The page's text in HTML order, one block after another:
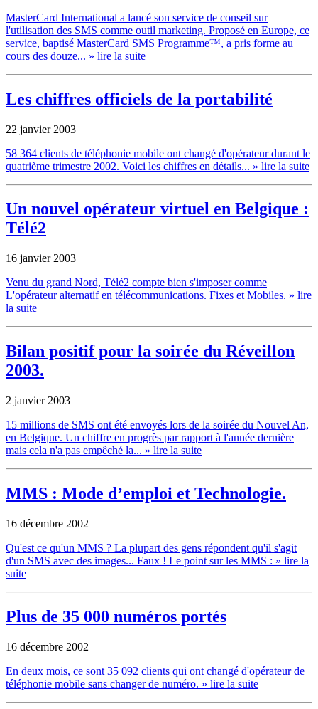
MasterCard International a lancé son service de conseil sur
l'utilisation des SMS comme outil marketing. Proposé en Europe, ce
service, baptisé MasterCard SMS Programme™, a pris forme au
cours des douze... » lire la suite
Les chiffres officiels de la portabilité
22 janvier 2003
58 364 clients de téléphonie mobile ont changé d'opérateur durant le
quatrième trimestre 2002. Voici les chiffres en détails... » lire la suite
Un nouvel opérateur virtuel en Belgique :
Télé2
16 janvier 2003
Venu du grand Nord, Télé2 compte bien s'imposer comme
L'opérateur alternatif en télécommunications. Fixes et Mobiles. » lire
la suite
Bilan positif pour la soirée du Réveillon
2003.
2 janvier 2003
15 millions de SMS ont été envoyés lors de la soirée du Nouvel An,
en Belgique. Un chiffre en progrès par rapport à l'année dernière
mais cela n'a pas empêché la... » lire la suite
MMS : Mode d’emploi et Technologie.
16 décembre 2002
Qu'est ce qu'un MMS ? La plupart des gens répondent qu'il s'agit
d'un SMS avec des images... Faux ! Le point sur les MMS : » lire la
suite
Plus de 35 000 numéros portés
16 décembre 2002
En deux mois, ce sont 35 092 clients qui ont changé d'opérateur de
téléphonie mobile sans changer de numéro. » lire la suite